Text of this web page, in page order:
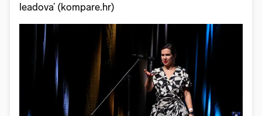
leadova’ (kompare.hr)